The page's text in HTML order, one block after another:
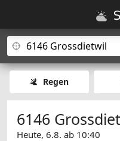
Regen
6146
Heute, 6.8. ab 10:40